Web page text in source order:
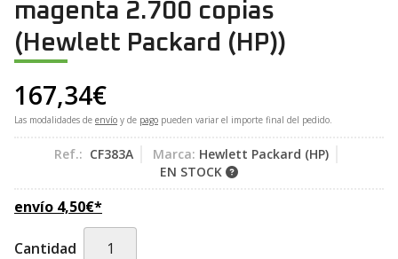
magenta 2.700 copias
(Hewlett Packard (HP))
167,34€
Las modalidades de envío y de pago pueden variar el importe final del pedido.
Ref.: CF383A Marca: Hewlett Packard (HP)
EN STOCK
envío 4,50€*
Cantidad